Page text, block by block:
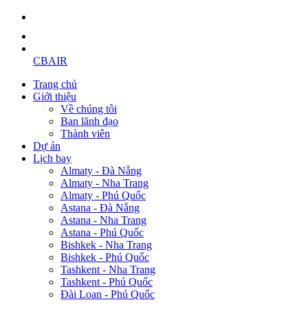
CBAIR
Trang chủ
Giới thiệu
Về chúng tôi
Ban lãnh đạo
Thành viên
Dự án
Lịch bay
Almaty - Đà Nẵng
Almaty - Nha Trang
Almaty - Phú Quốc
Astana - Đà Nẵng
Astana - Nha Trang
Astana - Phú Quốc
Bishkek - Nha Trang
Bishkek - Phú Quốc
Tashkent - Nha Trang
Tashkent - Phú Quốc
Đài Loan - Phú Quốc